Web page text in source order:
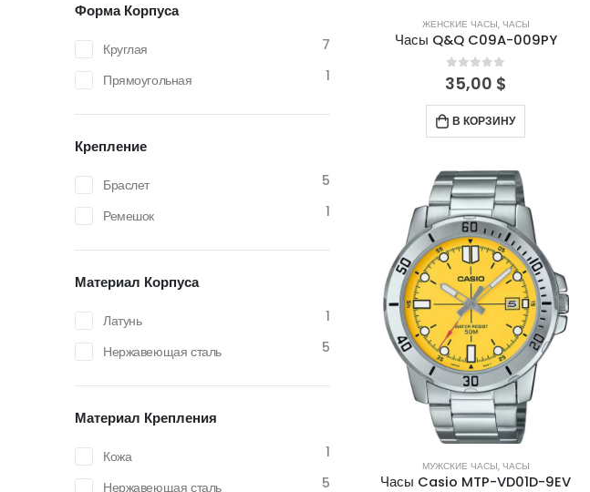
ЖЕНСКИЕ ЧАСЫ, ЧАСЫ
Часы Q&Q C09A-009PY
0 out of 5
35,00 $
В КОРЗИНУ
МУЖСКИЕ ЧАСЫ, ЧАСЫ
Часы Casio MTP-VD01D-9EV
Форма Корпуса
Круглая
7
Прямоугольная
1
Крепление
Браслет
5
Ремешок
1
Материал Корпуса
Латунь
1
Нержавеющая сталь
5
Материал Крепления
Кожа
1
Нержавеющая сталь
5